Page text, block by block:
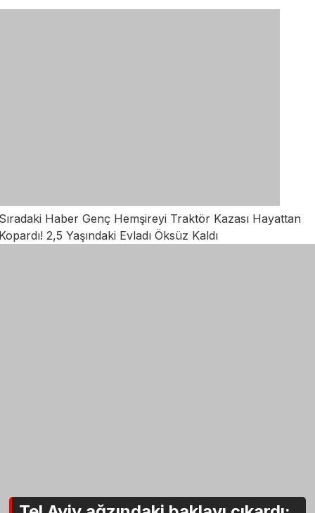
Haber Genç Hemşireyi Traktör Kazası Hayattan
2,5 Yaşındaki Evladı Öksüz Kaldı